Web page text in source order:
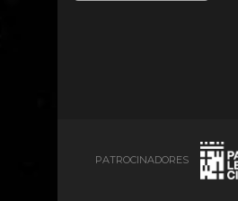
PATROCINADORES